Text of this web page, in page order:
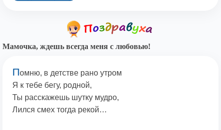
Мамочка, ждешь всегда меня с любовью!
Помню, в детстве рано утром
Я к тебе бегу, родной,
Ты расскажешь шутку мудро,
Лился смех тогда рекой…